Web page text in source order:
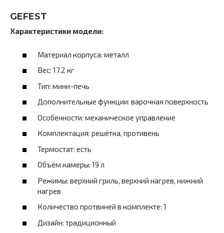
GEFEST
Характеристики модели:
Материал корпуса: металл
Вес: 17.2 кг
Тип: мини-печь
Дополнительные функции: варочная поверхность
Особенности: механическое управление
Комплектация: решётка, противень
Термостат: есть
Объём камеры: 19 л
Режимы: верхний гриль, верхний нагрев, нижний
нагрев
Количество протвиней в комплекте: 1
Дизайн: традиционный